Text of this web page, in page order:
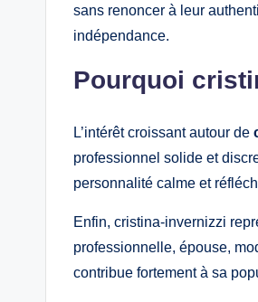
sans renoncer à leur
indépendance.
Pourquoi
L’intérêt croissant autour de
professionnel solide et
personnalité calme et
Enfin, cristina-invernizzi
professionnelle, épouse,
contribue fortement à sa